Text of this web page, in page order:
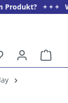
+ + + Wir